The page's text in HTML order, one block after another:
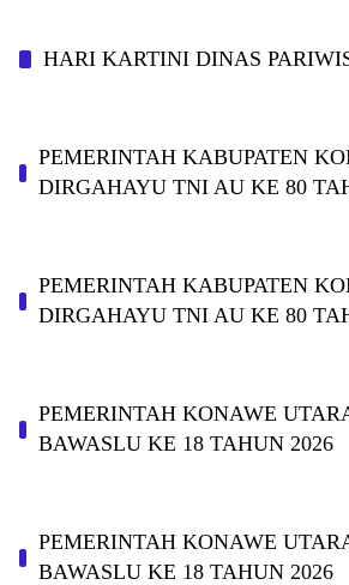
HARI KARTINI DINAS
PEMERINTAH KABUPATEN
DIRGAHAYU TNI AU KE 80
PEMERINTAH KABUPATEN
DIRGAHAYU TNI AU KE 80
PEMERINTAH KONAWE
BAWASLU KE 18 TAHUN 2026
PEMERINTAH KONAWE
BAWASLU KE 18 TAHUN 2026